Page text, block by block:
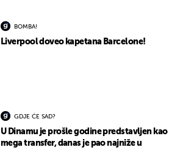
BOMBA!
Liverpool doveo kapetana Barcelone!
GDJE ĆE SAD?
U Dinamu je prošle godine predstavljen kao
mega transfer, danas je pao najniže u